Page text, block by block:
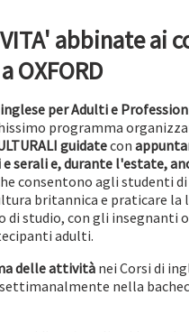
abbinate ai
OXFORD
inglese perAdulti e
programma
guidatecon
serali e, durante l'estate,
consentono agli studenti di
britannica e praticare la
studio, con gli insegnanti
adulti.
delle attivitànei Corsi di
nella